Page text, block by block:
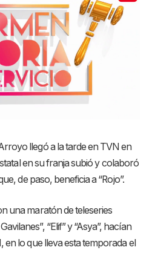
llegó a la tarde en TVN en
en su franja subió y colaboró
de paso, beneficia a “Rojo”.
una maratón de teleseries
“Elif” y “Asya”, hacían
en lo que lleva esta temporada el